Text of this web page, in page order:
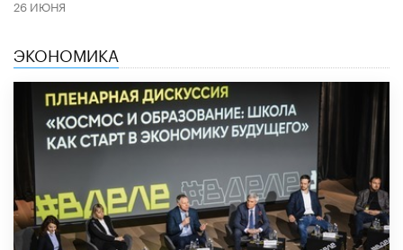
26 ИЮНЯ
ЭКОНОМИКА